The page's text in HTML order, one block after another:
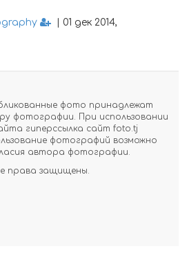
| 01 дек 2014,
фото принадлежат
фотографии. При использовании
гиперссылка сайт foto.tj
фотографий возможно
автора фотографии.
права защищены.